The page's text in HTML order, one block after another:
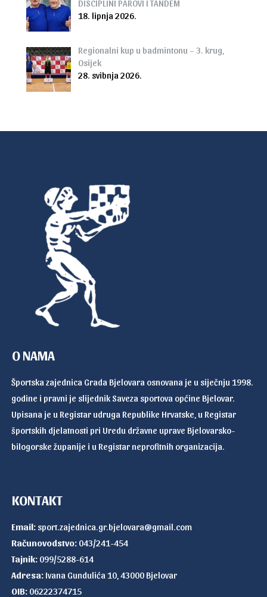
DISCIPLINI PAROVI I TANDEM
18. lipnja 2026.
Regionalni kup u badmintonu – 3. krug,
Osijek
28. svibnja 2026.
O NAMA
Športska zajednica Grada Bjelovara osnovana je u siječnju 1998.
godine i pravni je slijednik Saveza sportova općine Bjelovar.
Upisana je u Registar udruga Republike Hrvatske, u Registar
športskih djelatnosti pri Uredu državne uprave Bjelovarsko-
bilogorske županije i u Registar neprofitnih organizacija.
KONTAKT
Email: sport.zajednica.gr.bjelovara@gmail.com
Računovodstvo: 043/241-454
Tajnik: 099/5288-614
Adresa: Ivana Gundulića 10, 43000 Bjelovar
OIB: 06222374715